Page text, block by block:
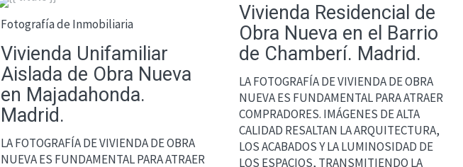
Vivienda Residencial de
Obra Nueva en el Barrio
de Chamberí. Madrid.
LA FOTOGRAFÍA DE VIVIENDA DE OBRA
NUEVA ES FUNDAMENTAL PARA ATRAER
COMPRADORES. IMÁGENES DE ALTA
CALIDAD RESALTAN LA ARQUITECTURA,
LOS ACABADOS Y LA LUMINOSIDAD DE
LOS ESPACIOS, TRANSMITIENDO LA
Fotografía de Inmobiliaria
Vivienda Unifamiliar
Aislada de Obra Nueva
en Majadahonda.
Madrid.
LA FOTOGRAFÍA DE VIVIENDA DE OBRA
NUEVA ES FUNDAMENTAL PARA ATRAER